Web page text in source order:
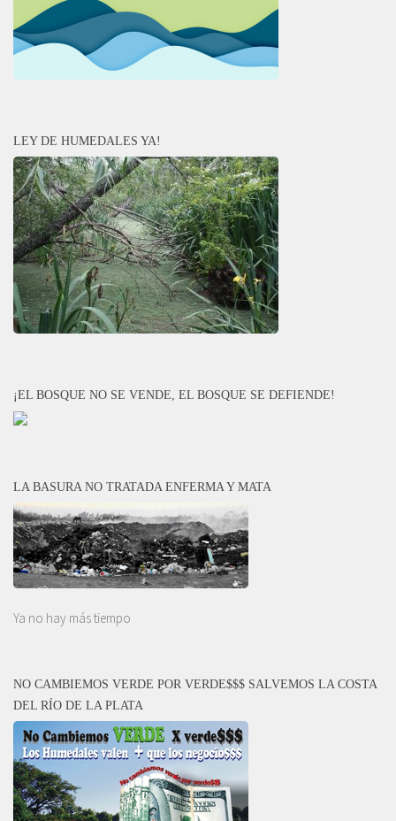
LEY DE HUMEDALES YA!
¡EL BOSQUE NO SE VENDE, EL BOSQUE SE DEFIENDE!
LA BASURA NO TRATADA ENFERMA Y MATA
Ya no hay más tiempo
NO CAMBIEMOS VERDE POR VERDE$$$ SALVEMOS LA COSTA
DEL RÍO DE LA PLATA